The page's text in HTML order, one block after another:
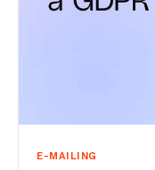
E-MAILING